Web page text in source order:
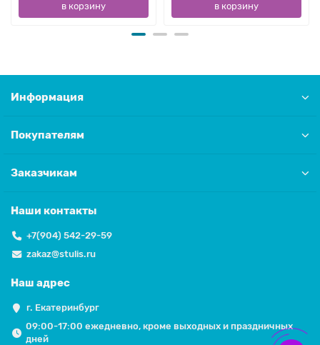
в корзину в корзину
Информация
Покупателям
Заказчикам
Наши контакты
+7(904) 542-29-59
zakaz@stulis.ru
Наш адрес
г. Екатеринбург
09:00-17:00 ежедневно, кроме выходных и праздничных
дней